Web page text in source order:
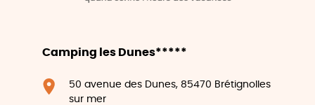
Camping les Dunes*****
50 avenue des Dunes, 85470 Brétignolles
sur mer